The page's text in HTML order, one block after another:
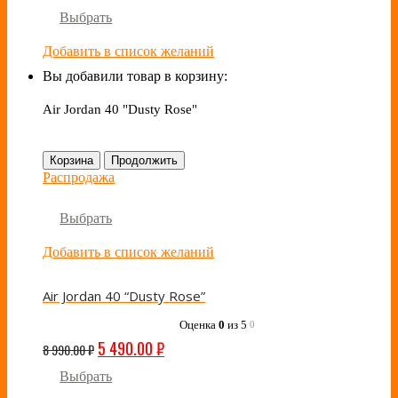
Выбрать
Добавить в список желаний
Вы добавили товар в корзину:
Air Jordan 40 "Dusty Rose"
Корзина Продолжить
Распродажа
Выбрать
Добавить в список желаний
Air Jordan 40 “Dusty Rose”
Оценка 0 из 5 0
8 990.00₽ 5 490.00₽
Выбрать